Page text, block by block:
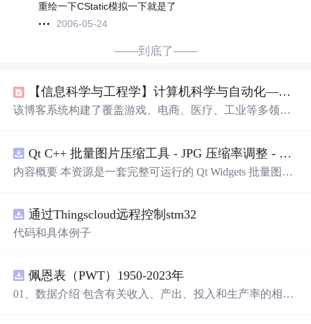
重绘一下CStatic模拟一下就是了
2006-05-24
——到底了——
【信息科学与工程学】计算机科学与自动化——第六十三篇 人机交互之前端交互参数知识库02
该博客系统构建了覆盖游戏、电商、医疗、工业等多领域
度）、人因工程原理（费茨定律、希克定律）、性能指标
（响应时间、帧率、准确率）及技术实现（CSS动画、We
Qt C++ 批量图片压缩工具 - JPG 压缩率调整 - 批量修改分辨率 - 本地图片批处理（源码）
内容概要 本资源是一套完整可运行的 Qt Widgets 批量图片
张图片、直接读取整个文件夹内所有 JPG/PNG 图像，可自
定义输出图片分辨率、调节 JPG0~100 区间压缩质量，自
观展示压缩效果。 适用人群 Qt/C++ 零基础初学者，学习
QImage 图像绘图、文件目录遍历、UI 交互开发； 需要本
地批量处理图片的办公、设计、自媒体从业者； 想要学习
通过Thingscloud远程控制stm32
代码和具体例子
佩恩表（PWT）1950-2023年
01、数据介绍 包含有关收入、产出、投入和生产率的相对